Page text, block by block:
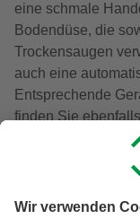
eine schmale
Bodendüse, die
Trockensaugen
auch eine
Entsprechende
finden Sie
Mehr
Reinigung von